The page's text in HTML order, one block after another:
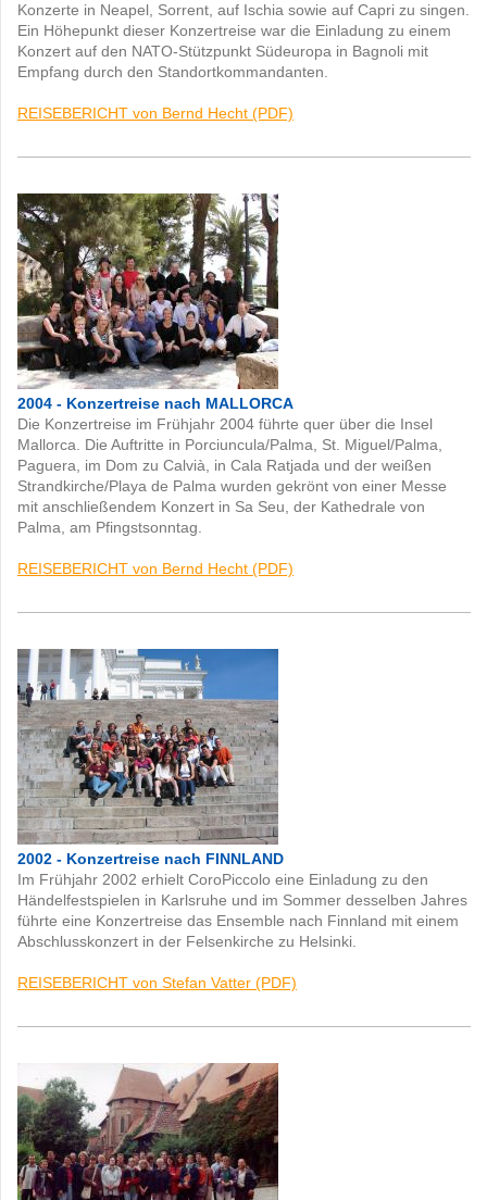
Konzerte in Neapel, Sorrent, auf Ischia sowie auf Capri zu singen.
Ein Höhepunkt dieser Konzertreise war die Einladung zu einem
Konzert auf den NATO-Stützpunkt Südeuropa in Bagnoli mit
Empfang durch den Standortkommandanten.
REISEBERICHT von Bernd Hecht (PDF)
2004 - Konzertreise nach MALLORCA
Die Konzertreise im Frühjahr 2004 führte quer über die Insel
Mallorca. Die Auftritte in Porciuncula/Palma, St. Miguel/Palma,
Paguera, im Dom zu Calvià, in Cala Ratjada und der weißen
Strandkirche/Playa de Palma wurden gekrönt von einer Messe
mit anschließendem Konzert in Sa Seu, der Kathedrale von
Palma, am Pfingstsonntag.
REISEBERICHT von Bernd Hecht (PDF)
2002 - Konzertreise nach FINNLAND
Im Frühjahr 2002 erhielt CoroPiccolo eine Einladung zu den
Händelfestspielen in Karlsruhe und im Sommer desselben Jahres
führte eine Konzertreise das Ensemble nach Finnland mit einem
Abschlusskonzert in der Felsenkirche zu Helsinki.
REISEBERICHT von Stefan Vatter (PDF)